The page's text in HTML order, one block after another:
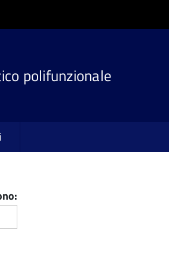
polifunzionale